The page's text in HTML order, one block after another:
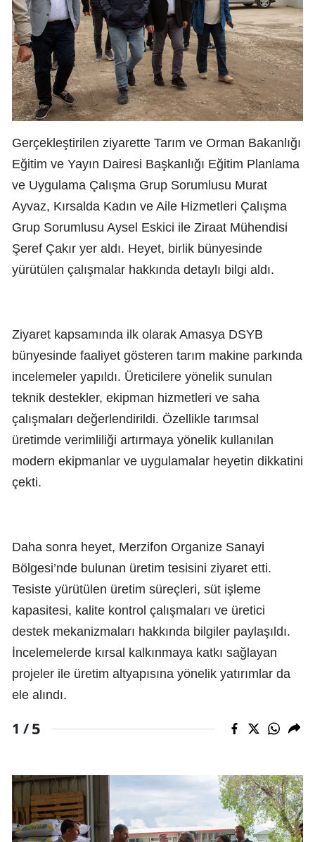
Gerçekleştirilen ziyarette Tarım ve Orman Bakanlığı
Eğitim ve Yayın Dairesi Başkanlığı Eğitim Planlama
ve Uygulama Çalışma Grup Sorumlusu Murat
Ayvaz, Kırsalda Kadın ve Aile Hizmetleri Çalışma
Grup Sorumlusu Aysel Eskici ile Ziraat Mühendisi
Şeref Çakır yer aldı. Heyet, birlik bünyesinde
yürütülen çalışmalar hakkında detaylı bilgi aldı.
Ziyaret kapsamında ilk olarak Amasya DSYB
bünyesinde faaliyet gösteren tarım makine parkında
incelemeler yapıldı. Üreticilere yönelik sunulan
teknik destekler, ekipman hizmetleri ve saha
çalışmaları değerlendirildi. Özellikle tarımsal
üretimde verimliliği artırmaya yönelik kullanılan
modern ekipmanlar ve uygulamalar heyetin dikkatini
çekti.
Daha sonra heyet, Merzifon Organize Sanayi
Bölgesi’nde bulunan üretim tesisini ziyaret etti.
Tesiste yürütülen üretim süreçleri, süt işleme
kapasitesi, kalite kontrol çalışmaları ve üretici
destek mekanizmaları hakkında bilgiler paylaşıldı.
İncelemelerde kırsal kalkınmaya katkı sağlayan
projeler ile üretim altyapısına yönelik yatırımlar da
ele alındı.
1 /5